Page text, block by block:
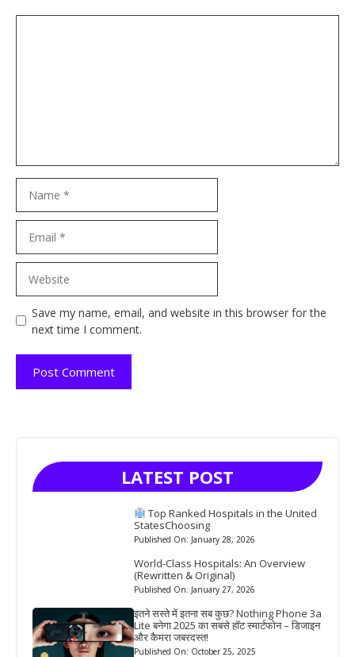
Save my name, email, and website in this browser for the
next time I comment.
LATEST POST
Top Ranked Hospitals in the United
StatesChoosing
Published On: January 28, 2026
World-Class Hospitals: An Overview
(Rewritten & Original)
Published On: January 27, 2026
इतने सस्ते में इतना सब कुछ? Nothing Phone 3a
Lite बनेगा 2025 का सबसे हॉट स्मार्टफोन – डिजाइन
और कैमरा जबरदस्त!
Published On: October 25, 2025